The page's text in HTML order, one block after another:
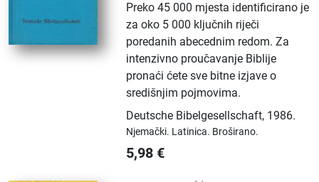
Preko 45 000 mjesta identificirano je
za oko 5 000 ključnih riječi
poredanih abecednim redom. Za
intenzivno proučavanje Biblije
pronaći ćete sve bitne izjave o
središnjim pojmovima.
Deutsche Bibelgesellschaft, 1986.
Njemački. Latinica. Broširano.
5,98 €